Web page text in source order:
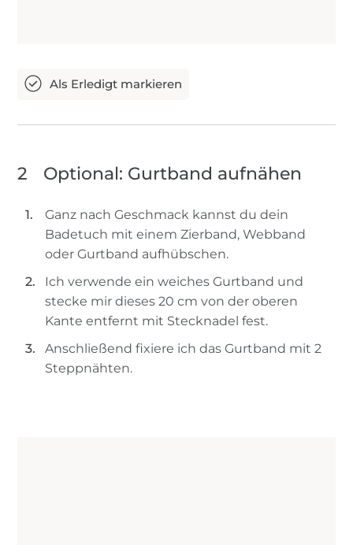
2 Optional: Gurtband aufnähen
Ganz nach Geschmack kannst du dein
Badetuch mit einem Zierband, Webband
oder Gurtband aufhübschen.
Ich verwende ein weiches Gurtband und
stecke mir dieses 20 cm von der oberen
Kante entfernt mit Stecknadel fest.
Anschließend fixiere ich das Gurtband mit 2
Steppnähten.